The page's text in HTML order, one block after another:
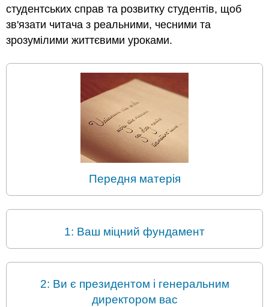
студентських справ та розвитку студентів, щоб
зв'язати читача з реальними, чесними та
зрозумілими життєвими уроками.
Передня матерія
1: Ваш міцний фундамент
2: Ви є президентом і генеральним
директором вас